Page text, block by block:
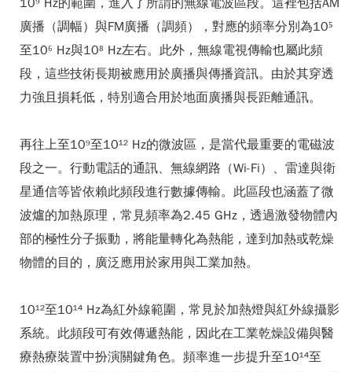
10⁹ Hz的範圍，進入了所謂的無線電波區段。這裡包括AM
廣播（調幅）與FM廣播（調頻），對應的頻率分別為10⁵
至10⁶ Hz與10⁸ Hz左右。此外，無線電視傳輸也屬此頻
段，這些技術長期被應用於廣播與傳播資訊。由於其穿透
力強且損耗低，特別適合用於地面廣播與長距離通訊。
再往上至10⁹至10¹² Hz的微波區，是當代最重要的電磁波
段之一。行動電話的通訊、無線網路（Wi-Fi）、雷達與衛
星通信等皆依賴此頻段進行數據傳輸。此區段也涵蓋了微
波爐的加熱原理，常見頻率為2.45 GHz，透過激發物體內
部的極性分子振動，將能量轉化為熱能，達到加熱或乾燥
物體的目的，廣泛應用於家用與工業加熱。
10¹²至10¹⁴ Hz為紅外線範圍，常見於加熱燈與紅外線攝影
系統。此頻段可有效傳遞熱能，因此在工業乾燥設備與醫
療熱療裝置中扮演關鍵角色。頻率進一步提升至10¹⁴至